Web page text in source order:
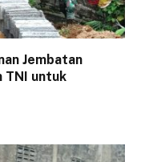
Jembatan
TNI untuk